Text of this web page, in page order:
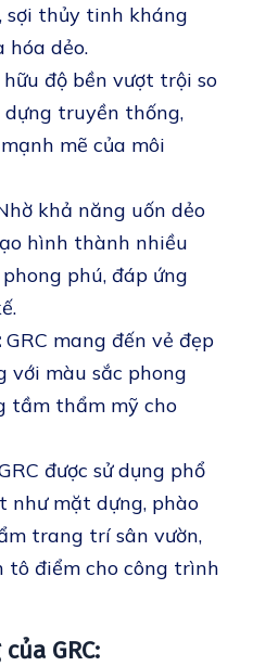
sợi thủy tinh kháng
hóa dẻo.
hữu độ bền vượt trội so
truyền thống,
mẽ của môi
khả năng uốn dẻo
hình thành nhiều
phú, đáp ứng
GRC mang đến vẻ đẹp
với màu sắc phong
tầm thẩm mỹ cho
được sử dụng phổ
như mặt dựng, phào
trang trí sân vườn,
tô điểm cho công trình
GRC: